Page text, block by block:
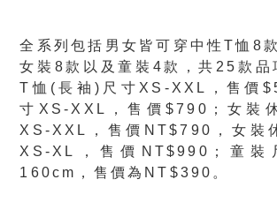
全系列包括男女皆可穿中性T恤8
女裝8款以及童裝4款，共25款品
T恤(長袖)尺寸XS-XXL，售價
寸XS-XXL，售價$790；女裝
XS-XXL，售價NT$790，女裝
XS-XL，售價NT$990；童裝
160cm，售價為NT$390。